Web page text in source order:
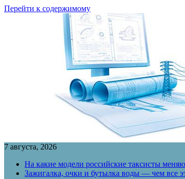
Перейти к содержимому
7 августа, 2026
На какие модели российские таксисты
Зажигалка, очки и бутылка воды — чем все